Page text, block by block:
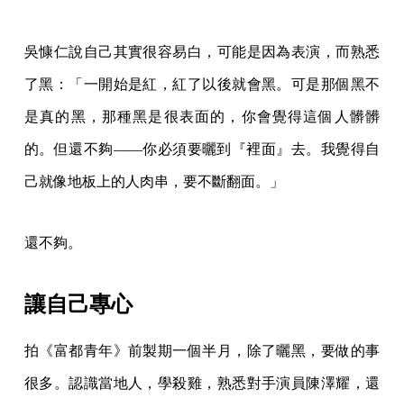
吳慷仁說自己其實很容易白，可能是因為表演，而熟悉
了黑：「一開始是紅，紅了以後就會黑。可是那個黑不
是真的黑，那種黑是很表面的，你會覺得這個人髒髒
的。但還不夠——你必須要曬到『裡面』去。我覺得自
己就像地板上的人肉串，要不斷翻面。」
還不夠。
讓自己專心
拍《富都青年》前製期一個半月，除了曬黑，要做的事
很多。認識當地人，學殺雞，熟悉對手演員陳澤耀，還